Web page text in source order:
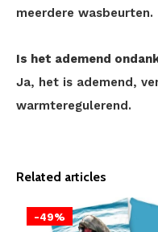
meerdere wasbeurten.
Is het ademend
Ja, het is ademend,
warmteregulerend.
Related articles
-49%